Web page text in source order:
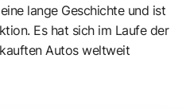
lange Geschichte und ist
Es hat sich im Laufe der
Autos weltweit